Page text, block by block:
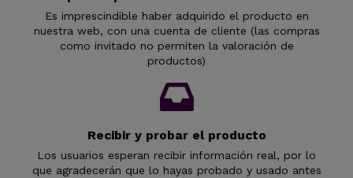
Es imprescindible haber adquirido el producto en
nuestra web, con una cuenta de cliente (las compras
como invitado no permiten la valoración de
productos)
Recibir y probar el producto
Los usuarios esperan recibir información real, por lo
que agradecerán que lo hayas probado y usado antes